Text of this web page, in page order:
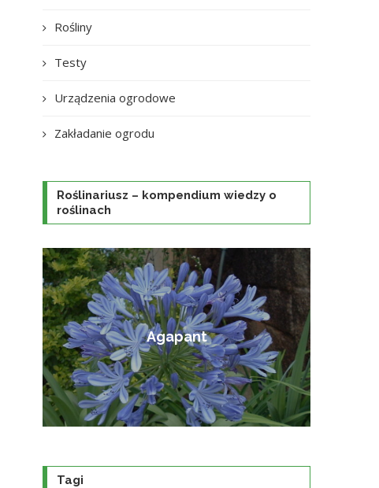
Rośliny
Testy
Urządzenia ogrodowe
Zakładanie ogrodu
Roślinariusz – kompendium wiedzy o
roślinach
Amorfa krzewiasta
Tagi